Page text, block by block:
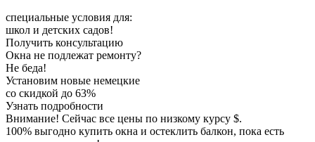
специальные условия для:
школ и детских садов!
Получить консультацию
Окна не подлежат ремонту?
Не беда!
Установим новые немецкие
со скидкой до 63%
Узнать подробности
Внимание! Сейчас все цены по низкому курсу $.
100% выгодно купить окна и остеклить балкон, пока есть